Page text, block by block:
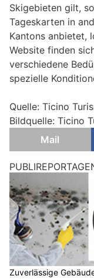
Skigebieten gilt,
Tageskarten in
Kantons anbietet,
Website finden
verschiedene
spezielle
Quelle: Ticino
Bildquelle: Ticino
Mail
Zuverlässige